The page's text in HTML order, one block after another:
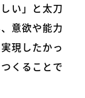
い」と太刀
意欲や能力
現したかっ
くることで